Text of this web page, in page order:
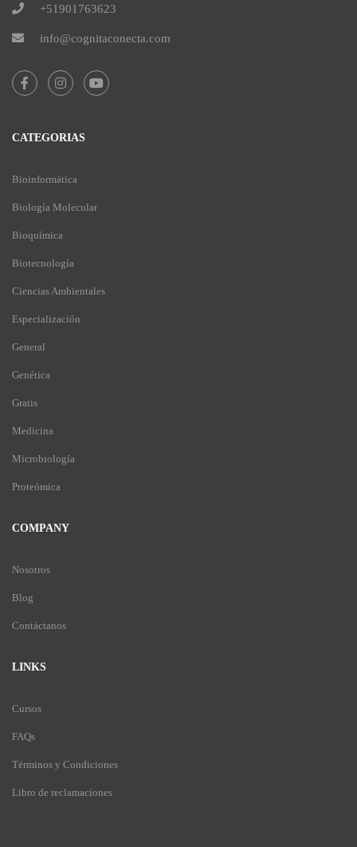
+51901763623
info@cognitaconecta.com
CATEGORIAS
Bioinformática
Biología Molecular
Bioquímica
Biotecnología
Ciencias Ambientales
Especialización
General
Genética
Gratis
Medicina
Microbiología
Proteómica
COMPANY
Nosotros
Blog
Contáctanos
LINKS
Cursos
FAQs
Términos y Condiciones
Libro de reclamaciones